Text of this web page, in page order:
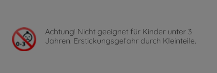
Achtung! Nicht geeignet für Kinder unter 3
Jahren. Erstickungsgefahr durch Kleinteile.